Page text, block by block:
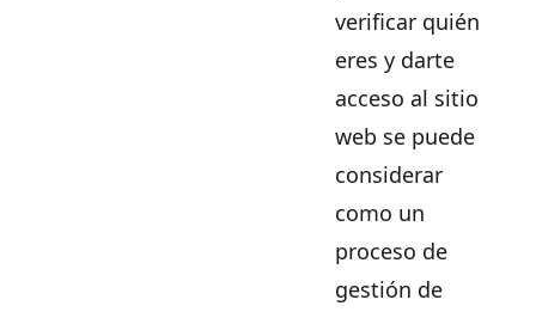
verificar quién
eres y darte
acceso al sitio
web se puede
considerar
como un
proceso de
gestión de